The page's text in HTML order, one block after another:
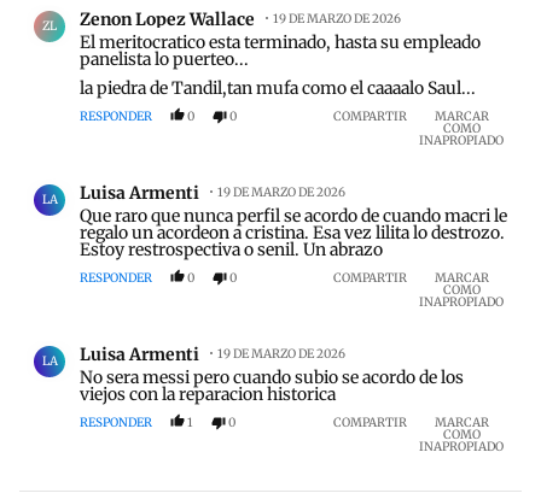
ZL Zenon Lopez Wallace 19 DE MARZO DE 2026
El meritocratico esta terminado, hasta su empleado
panelista lo puerteo...
la piedra de Tandil,tan mufa como el caaaalo Saul...
RESPONDER 0 0 COMPARTIR MARCAR
COMO
INAPROPIADO
LA Luisa Armenti 19 DE MARZO DE 2026
Que raro que nunca perfil se acordo de cuando macri le
regalo un acordeon a cristina. Esa vez lilita lo destrozo.
Estoy restrospectiva o senil. Un abrazo
RESPONDER 0 0 COMPARTIR MARCAR
COMO
INAPROPIADO
LA Luisa Armenti 19 DE MARZO DE 2026
No sera messi pero cuando subio se acordo de los
viejos con la reparacion historica
RESPONDER 1 0 COMPARTIR MARCAR
COMO
INAPROPIADO